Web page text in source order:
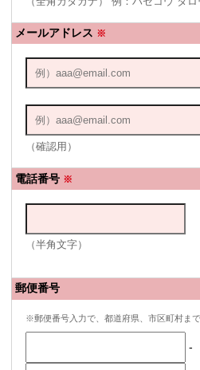
メールアドレス ※
（確認用）
電話番号 ※
（半角文字）
郵便番号
※郵便番号入力で、都道府県、市区町村まで
-